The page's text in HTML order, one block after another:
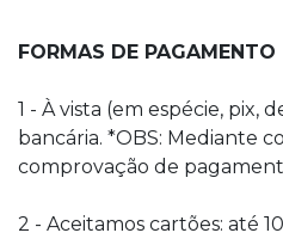
FORMAS DE PAGAMENTO
1 - À vista (em espécie, pix,
bancária. *OBS: Mediante
comprovação de
2 - Aceitamos cartões: até